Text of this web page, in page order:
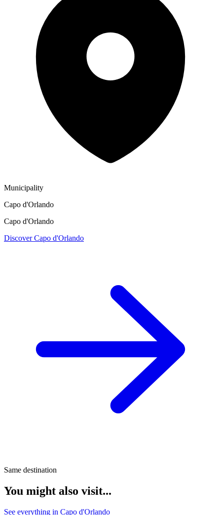
Municipality
Capo d'Orlando
Capo d'Orlando
Discover Capo d'Orlando
Same destination
You might also visit...
See everything in Capo d'Orlando